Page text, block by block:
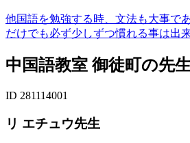
他国語を勉強する時、文法も大事で
だけでも必ず少しずつ慣れる事は出
中国語教室 御徒町の先
ID 281114001
リ エチュウ先生